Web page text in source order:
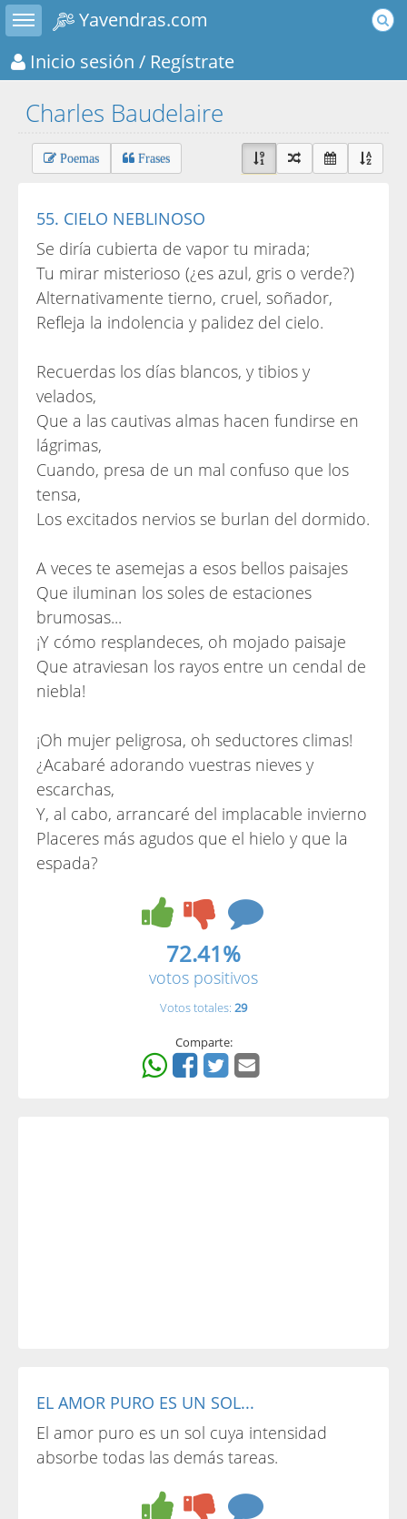
Toggle sidebar
Yavendras.com
Inicio sesión / Regístrate
Charles Baudelaire
Poemas Frases
55. CIELO NEBLINOSO
Se diría cubierta de vapor tu mirada;
Tu mirar misterioso (¿es azul, gris o verde?)
Alternativamente tierno, cruel, soñador,
Refleja la indolencia y palidez del cielo.
Recuerdas los días blancos, y tibios y
velados,
Que a las cautivas almas hacen fundirse en
lágrimas,
Cuando, presa de un mal confuso que los
tensa,
Los excitados nervios se burlan del dormido.
A veces te asemejas a esos bellos paisajes
Que iluminan los soles de estaciones
brumosas...
¡Y cómo resplandeces, oh mojado paisaje
Que atraviesan los rayos entre un cendal de
niebla!
¡Oh mujer peligrosa, oh seductores climas!
¿Acabaré adorando vuestras nieves y
escarchas,
Y, al cabo, arrancaré del implacable invierno
Placeres más agudos que el hielo y que la
espada?
72.41%
votos positivos
Votos totales: 29
Comparte:
EL AMOR PURO ES UN SOL...
El amor puro es un sol cuya intensidad
absorbe todas las demás tareas.